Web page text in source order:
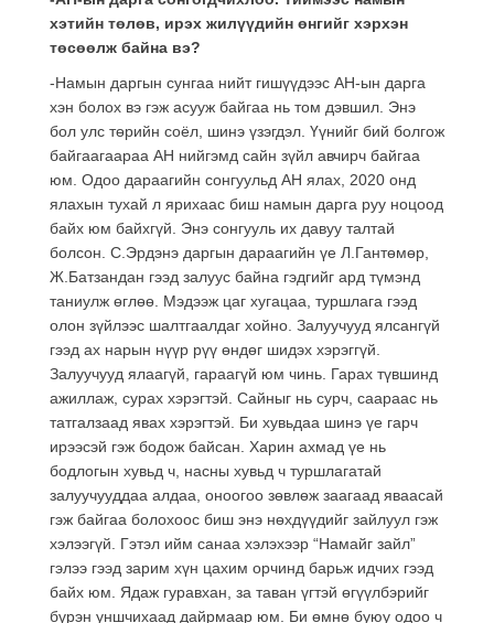
хэтийн төлөв, ирэх жилүүдийн өнгийг хэрхэн
төсөөлж байна вэ?
-Намын даргын сунгаа нийт гишүүдээс АН-ын дарга
хэн болох вэ гэж асууж байгаа нь том дэвшил. Энэ
бол улс төрийн соёл, шинэ үзэгдэл. Үүнийг бий болгож
байгаагаараа АН нийгэмд сайн зүйл авчирч байгаа
юм. Одоо дараагийн сонгуульд АН ялах, 2020 онд
ялахын тухай л ярихаас биш намын дарга руу ноцоод
байх юм байхгүй. Энэ сонгууль их давуу талтай
болсон. С.Эрдэнэ даргын дараагийн үе Л.Гантөмөр,
Ж.Батзандан гээд залуус байна гэдгийг ард түмэнд
таниулж өглөө. Мэдээж цаг хугацаа, туршлага гээд
олон зүйлээс шалтгаалдаг хойно. Залуучууд ялсангүй
гээд ах нарын нүүр рүү өндөг шидэх хэрэггүй.
Залуучууд ялаагүй, гараагүй юм чинь. Гарах түвшинд
ажиллаж, сурах хэрэгтэй. Сайныг нь сурч, саараас нь
татгалзаад явах хэрэгтэй. Би хувьдаа шинэ үе гарч
ирээсэй гэж бодож байсан. Харин ахмад үе нь
бодлогын хувьд ч, насны хувьд ч туршлагатай
залуучууддаа алдаа, оноогоо зөвлөж заагаад яваасай
гэж байгаа болохоос биш энэ нөхдүүдийг зайлуул гэж
хэлээгүй. Гэтэл ийм санаа хэлэхээр “Намайг зайл”
гэлээ гээд зарим хүн цахим орчинд барьж идчих гээд
байх юм. Ядаж гуравхан, за таван үгтэй өгүүлбэрийг
бүрэн уншчихаад дайрмаар юм. Би өмнө буюу одоо ч